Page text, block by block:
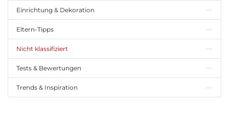
Einrichtung & Dekoration
Eltern-Tipps
Nicht klassifiziert
Tests & Bewertungen
Trends & Inspiration